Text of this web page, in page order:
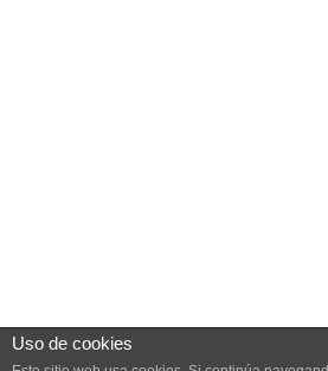
Uso de cookies